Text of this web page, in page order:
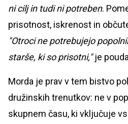
ni cilj in tudi ni potreben.
prisotnost, iskrenost in
"Otroci ne potrebujejo
starše, ki so prisotni,"je
Morda je prav v tem bistvo
družinskih trenutkov: ne v
skupnem času, ki vključuje